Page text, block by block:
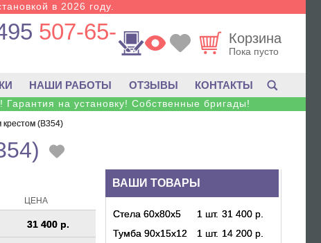
в 2026 году.
507-65-
Корзина
Пока пусто
НАШИ РАБОТЫ ОТЗЫВЫ КОНТАКТЫ
на установку! Собственные бригады!
(B354)
ВАШИ ТОВАРЫ
Стела 60х80х5 1 шт. 31 400 р.
Тумба 90х15х12
1 шт. 14 200 р.
ЦЕНА
31 400 р.